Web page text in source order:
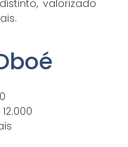
valorizado